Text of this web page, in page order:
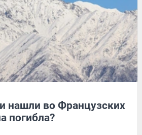
нашли во Французских
погибла?